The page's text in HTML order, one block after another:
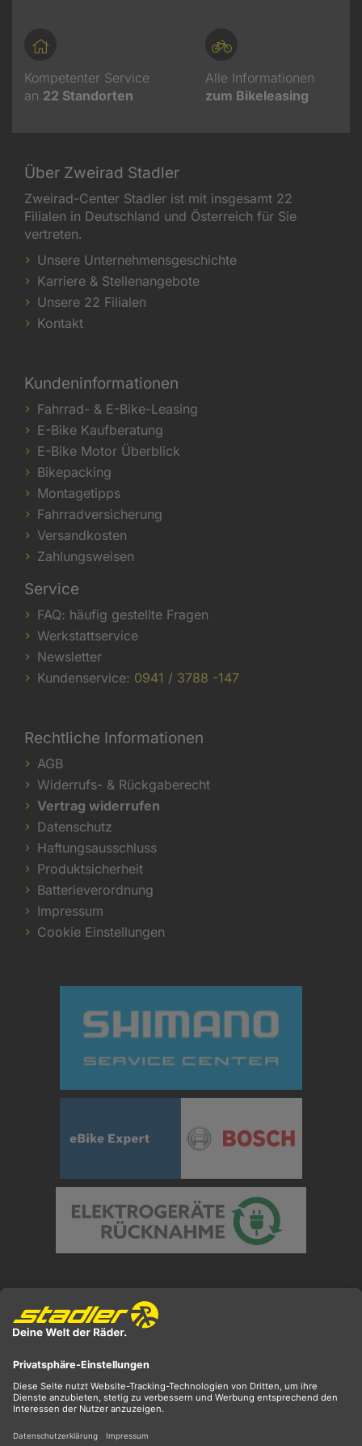
Kompetenter Service
an 22 Standorten
Alle Informationen
zum Bikeleasing
Über Zweirad Stadler
Zweirad-Center Stadler ist mit insgesamt 22
Filialen in Deutschland und Österreich für Sie
vertreten.
Unsere Unternehmensgeschichte
Karriere & Stellenangebote
Unsere 22 Filialen
Kontakt
Kundeninformationen
Fahrrad- & E-Bike-Leasing
E-Bike Kaufberatung
E-Bike Motor Überblick
Bikepacking
Montagetipps
Fahrradversicherung
Versandkosten
Zahlungsweisen
Service
FAQ: häufig gestellte Fragen
Werkstattservice
Newsletter
Kundenservice: 0941 / 3788 -147
Rechtliche Informationen
AGB
Widerrufs- & Rückgaberecht
Vertrag widerrufen
Datenschutz
Haftungsausschluss
Produktsicherheit
Batterieverordnung
Impressum
Cookie Einstellungen